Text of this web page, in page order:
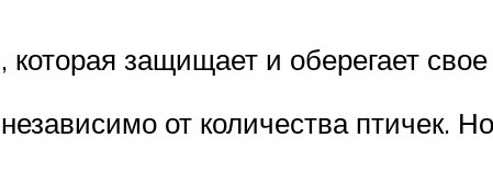
защищает и оберегает
от количества птичек.